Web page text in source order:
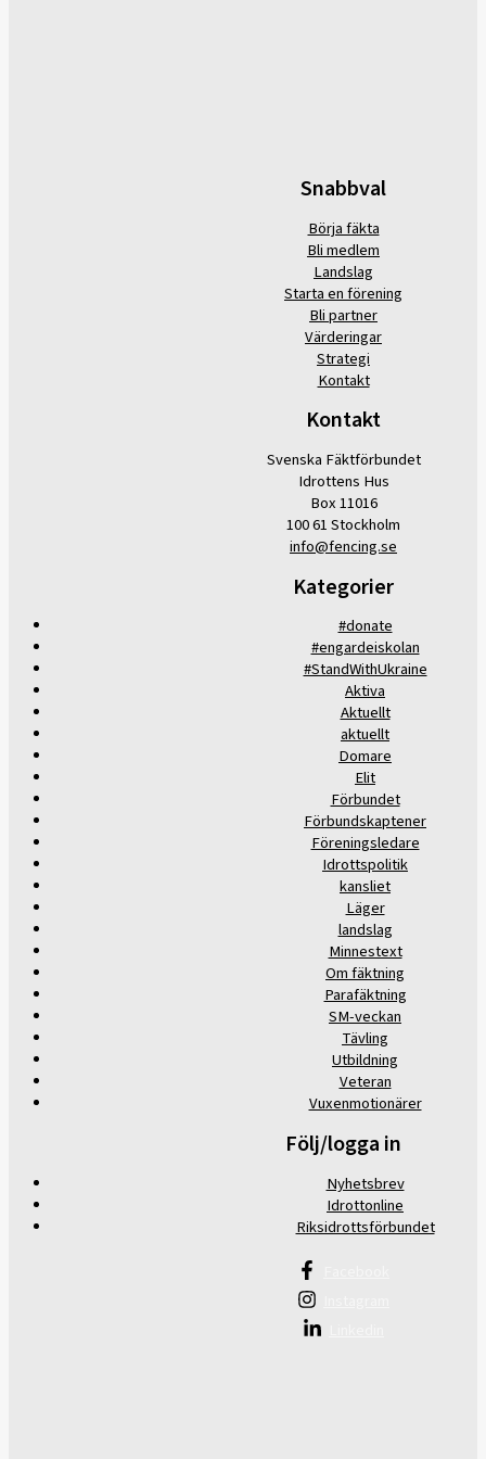
Snabbval
Börja fäkta
Bli medlem
Landslag
Starta en förening
Bli partner
Värderingar
Strategi
Kontakt
Kontakt
Svenska Fäktförbundet
Idrottens Hus
Box 11016
100 61 Stockholm
info@fencing.se
Kategorier
#donate
#engardeiskolan
#StandWithUkraine
Aktiva
Aktuellt
aktuellt
Domare
Elit
Förbundet
Förbundskaptener
Föreningsledare
Idrottspolitik
kansliet
Läger
landslag
Minnestext
Om fäktning
Parafäktning
SM-veckan
Tävling
Utbildning
Veteran
Vuxenmotionärer
Följ/logga in
Nyhetsbrev
Idrottonline
Riksidrottsförbundet